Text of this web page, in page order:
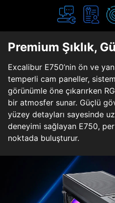
Premium Şıklık,
Excalibur E750’nin ön ve
temperli cam paneller,
görünümle öne çıkarırken
bir atmosfer sunar. Güçlü
yüzey detayları sayesinde
deneyimi sağlayan E750,
noktada buluşturur.